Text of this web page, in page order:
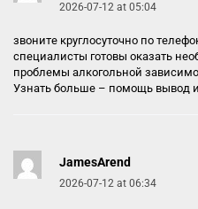
2026-07-12 at 05:04
звоните круглосуточно по
специалисты готовы оказать
проблемы алкогольной
Узнать больше – помощь вывод
JamesArend
2026-07-12 at 06:34